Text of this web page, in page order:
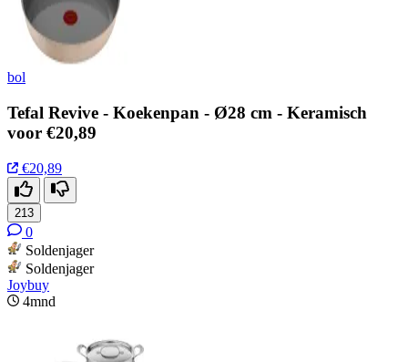
bol
Tefal Revive - Koekenpan - Ø28 cm - Keramisch
voor €20,89
€20,89
213
0
Soldenjager
Soldenjager
Joybuy
4mnd